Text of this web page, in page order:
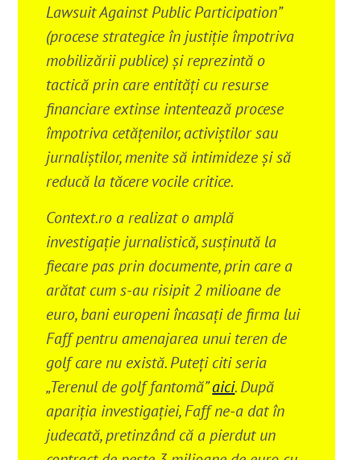
Lawsuit Against Public Participation”
(procese strategice în justiție împotriva
mobilizării publice) și reprezintă o
tactică prin care entități cu resurse
financiare extinse intentează procese
împotriva cetățenilor, activiștilor sau
jurnaliștilor, menite să intimideze și să
reducă la tăcere vocile critice.
Context.ro a realizat o amplă
investigație jurnalistică, susținută la
fiecare pas prin documente, prin care a
arătat cum s-au risipit 2 milioane de
euro, bani europeni încasați de firma lui
Faff pentru amenajarea unui teren de
golf care nu există. Puteți citi seria
„Terenul de golf fantomă”aici. După
apariția investigației, Faff ne-a dat în
judecată, pretinzând că a pierdut un